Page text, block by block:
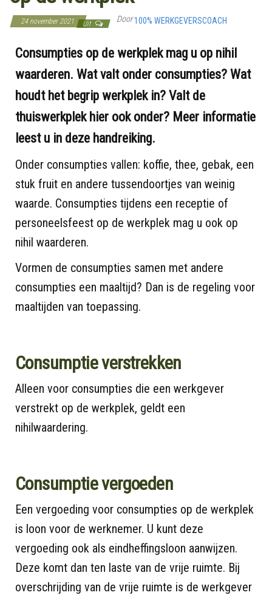
24 november 2021 Uit Door100% WERKGEVERSCOACH
Consumpties op de werkplek mag u op nihil
waarderen. Wat valt onder consumpties? Wat
houdt het begrip werkplek in? Valt de
thuiswerkplek hier ook onder? Meer informatie
leest u in deze handreiking.
Onder consumpties vallen: koffie, thee, gebak, een
stuk fruit en andere tussendoortjes van weinig
waarde. Consumpties tijdens een receptie of
personeelsfeest op de werkplek mag u ook op
nihil waarderen.
Vormen de consumpties samen met andere
consumpties een maaltijd? Dan is de regeling voor
maaltijden van toepassing.
Consumptie verstrekken
Alleen voor consumpties die een werkgever
verstrekt op de werkplek, geldt een
nihilwaardering.
Consumptie vergoeden
Een vergoeding voor consumpties op de werkplek
is loon voor de werknemer. U kunt deze
vergoeding ook als eindheffingsloon aanwijzen.
Deze komt dan ten laste van de vrije ruimte. Bij
overschrijding van de vrije ruimte is de werkgever